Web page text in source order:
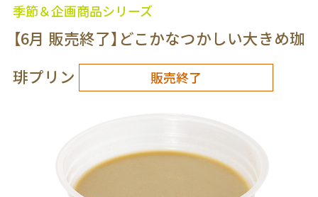
季節＆企画商品シリーズ
【6月 販売終了】どこかなつかしい大きめ珈
琲プリン
販売終了